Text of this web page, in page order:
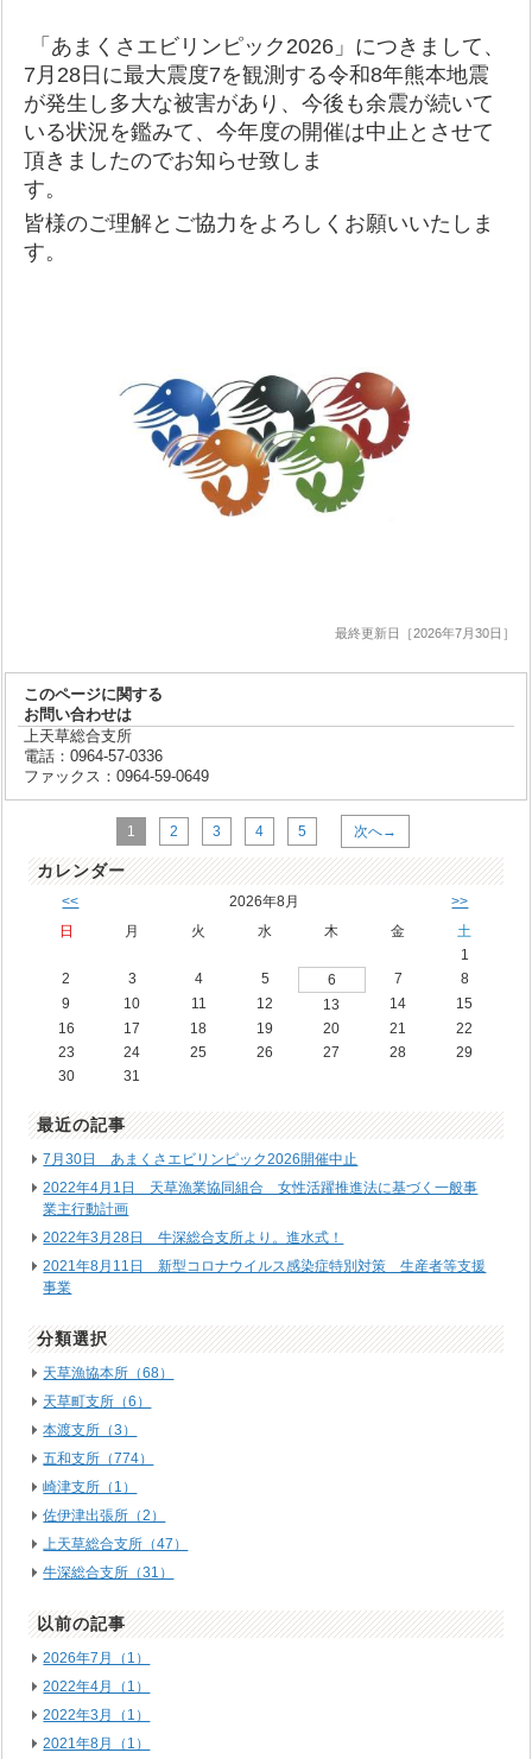
「あまくさエビリンピック2026」につきまして、
7月28日に最大震度7を観測する令和8年熊本地震
が発生し多大な被害があり、今後も余震が続いて
いる状況を鑑みて、今年度の開催は中止とさせて
頂きましたのでお知らせ致しま
す。
皆様のご理解とご協力をよろしくお願いいたしま
す。
最終更新日［2026年7月30日］
このページに関する
お問い合わせは
上天草総合支所
電話：0964-57-0336
ファックス：0964-59-0649
1 2 3 4 5 次へ→
カレンダー
<< 2026年8月 >>
日 月 火 水 木 金
土
1
2
3 4 5 6 7
8
9
10 11 12 13 14
15
16
17 18 19 20 21
22
23
24 25 26 27 28
29
30
31
最近の記事
7月30日 あまくさエビリンピック2026開催中止
2022年4月1日 天草漁業協同組合 女性活躍推進法に基づく一般事
業主行動計画
2022年3月28日 牛深総合支所より。進水式！
2021年8月11日 新型コロナウイルス感染症特別対策 生産者等支援
事業
分類選択
天草漁協本所（68）
天草町支所（6）
本渡支所（3）
五和支所（774）
崎津支所（1）
佐伊津出張所（2）
上天草総合支所（47）
牛深総合支所（31）
以前の記事
2026年7月（1）
2022年4月（1）
2022年3月（1）
2021年8月（1）